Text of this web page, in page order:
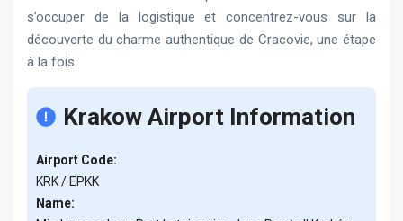
s’occuper de la logistique et concentrez-vous sur la
découverte du charme authentique de Cracovie, une étape
à la fois.
Krakow Airport Information
Airport Code:
KRK / EPKK
Name: